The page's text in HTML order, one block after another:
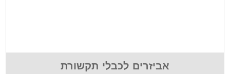
אביזרים לכבלי תקשורת